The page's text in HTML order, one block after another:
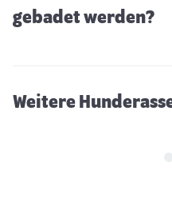
gebadet werden?
Weitere
Kokoni